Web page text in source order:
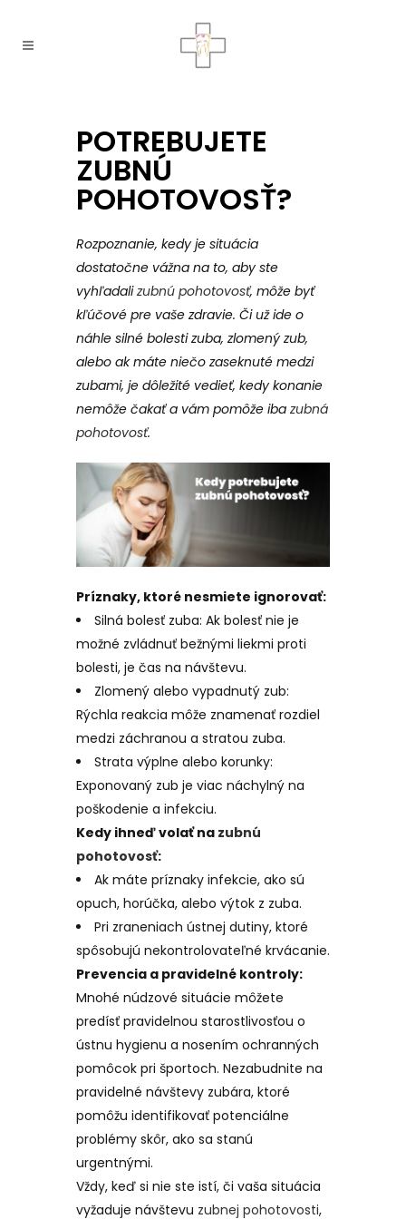
POTREBUJETE
ZUBNÚ
POHOTOVOSŤ?
Rozpoznanie, kedy je situácia
dostatočne vážna na to, aby ste
vyhľadalizubnú pohotovosť, môže byť
kľúčové pre vaše zdravie. Či už ide o
náhle silné bolesti zuba, zlomený zub,
alebo ak máte niečo zaseknuté medzi
zubami, je dôležité vedieť, kedy konanie
nemôže čakať a vám pomôže iba zubná
pohotovosť.
Príznaky, ktoré nesmiete ignorovať:
Silná bolesť zuba: Ak bolesť nie je
možné zvládnuť bežnými liekmi proti
bolesti, je čas na návštevu.
Zlomený alebo vypadnutý zub:
Rýchla reakcia môže znamenať rozdiel
medzi záchranou a stratou zuba.
Strata výplne alebo korunky:
Exponovaný zub je viac náchylný na
poškodenie a infekciu.
Kedy ihneď volať na zubnú
pohotovosť:
Ak máte príznaky infekcie, ako sú
opuch, horúčka, alebo výtok z zuba.
Pri zraneniach ústnej dutiny, ktoré
spôsobujú nekontrolovateľné krvácanie.
Prevencia a pravidelné kontroly:
Mnohé núdzové situácie môžete
predísť pravidelnou starostlivosťou o
ústnu hygienu a nosením ochranných
pomôcok pri športoch. Nezabudnite na
pravidelné návštevy zubára, ktoré
pomôžu identifikovať potenciálne
problémy skôr, ako sa stanú
urgentnými.
Vždy, keď si nie ste istí, či vaša situácia
vyžaduje návštevu zubnej pohotovosti,